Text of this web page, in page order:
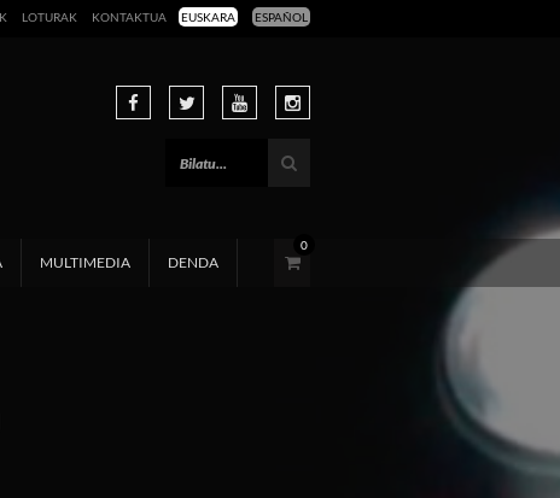
EUSKARA ESPAÑOL
LOTURAK KONTAKTUA
MULTIMEDIA DENDA
0